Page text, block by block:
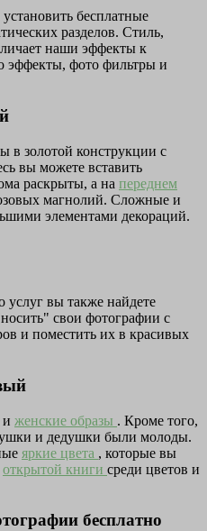
бесплатные
разделов. Стиль,
наши эффекты к
эффекты, фото фильтры и
в золотой конструкции с
вы можете вставить
раскрыты, а на переднем
магнолий. Сложные и
элементами декораций.
услуг вы также найдете
свои фотографии с
и поместить их в красивых
и женские образы . Кроме того,
и дедушки были молоды.
яркие цвета , которые вы
открытой книги среди цветов и
бесплатно